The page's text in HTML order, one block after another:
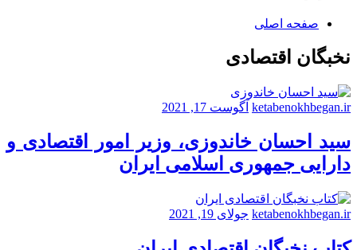
صفحه اصلی
نخبگان اقتصادی
ketabenokhbegan.ir آگوست 17, 2021
سید احسان خاندوزی، وزیر امور اقتصادی و
دارایی جمهوری اسلامی ایران
ketabenokhbegan.ir جولای 19, 2021